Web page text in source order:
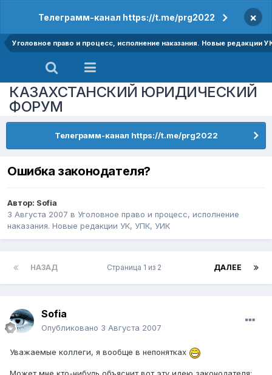
Телеграмм-канал https://t.me/prg2022 ×
Уголовное право и процесс, исполнение наказания. Новые редакции
КАЗАХСТАНСКИЙ ЮРИДИЧЕСКИЙ
ФОРУМ
Телеграмм-канал https://t.me/prg2022
Ошибка законодателя?
Автор: Sofia
3 Августа 2007 в Уголовное право и процесс, исполнение
наказания. Новые редакции УК, УПК, УИК
НАЗАД ДАЛЕЕ
Страница 1 из 2
Sofia
Опубликовано 3 Августа 2007
Уважаемые коллеги, я вообще в непонятках